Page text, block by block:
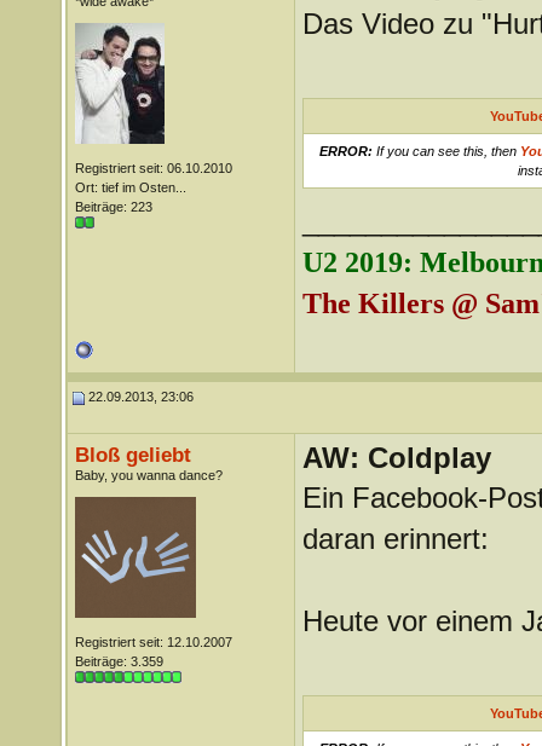
Registriert seit: 06.10.2010
Ort: tief im Osten...
Beiträge: 223
Das Video zu
ERROR: If you can see this, then
U2 2019:
The Killers @
22.09.2013, 23:06
Bloß geliebt
Baby, you wanna dance?
Registriert seit: 12.10.2007
Beiträge: 3.359
AW: Coldplay
Ein Facebook-
daran erinnert:
Heute vor einem